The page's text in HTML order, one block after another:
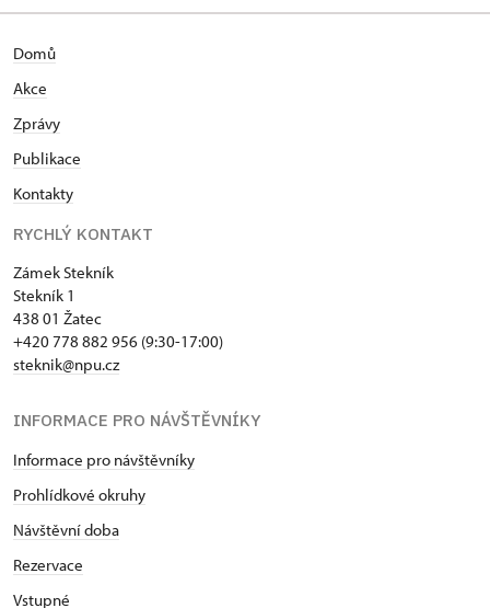
Domů
Akce
Zprávy
Publikace
Kontakty
RYCHLÝ KONTAKT
Zámek Stekník
Stekník 1
438 01 Žatec
+420 778 882 956 (9:30-17:00)
steknik@npu.cz
INFORMACE PRO NÁVŠTĚVNÍKY
Informace pro návštěvníky
Prohlídkové okruhy
Návštěvní doba
Rezervace
Vstupné